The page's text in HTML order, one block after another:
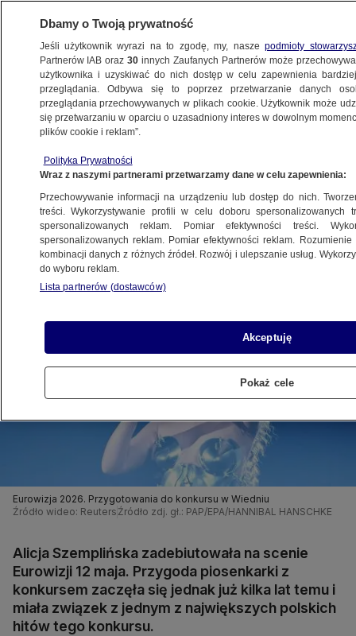
KULTURA I STYL
12.05.2026, 11:44
Posłuchaj artykułu
Czyta lektor AI
Eurowizja 2026. Przygotowania do konkursu w Wiedniu
Źródło wideo: Reuters Źródło zdj. gł.: PAP/EPA/HANNIBAL HANSCHKE
Alicja Szemplińska zadebiutowała na scenie
Eurowizji 12 maja. Przygoda piosenkarki z
konkursem zaczęła się jednak już kilka lat temu i
miała związek z jednym z największych polskich
hitów tego konkursu.
Dbamy o Twoją prywatność
Jeśli użytkownik wyrazi na to zgodę, my, naszepodmioty
Partnerów IAB oraz30 innych Zaufanych Partnerów może
użytkownika i uzyskiwać do nich dostęp w celu zapewnienia
przeglądania. Odbywa się to poprzez przetwarzanie danych
przeglądania przechowywanych w plikach cookie. Użytkownik może
się przetwarzaniu w oparciu o uzasadniony interes w dowolnym
plików cookie i reklam”.
Polityka Prywatności
Wraz z naszymi partnerami przetwarzamy dane w celu zapewnienia:
Przechowywanie informacji na urządzeniu lub dostęp do nich.
treści. Wykorzystywanie profili w celu doboru spersonalizowanych
spersonalizowanych reklam. Pomiar efektywności treści.
spersonalizowanych reklam. Pomiar efektywności reklam.
kombinacji danych z różnych źródeł. Rozwój i ulepszanie usług.
do wyboru reklam.
Lista partnerów (dostawców)
Akceptuję
Pokaż cele